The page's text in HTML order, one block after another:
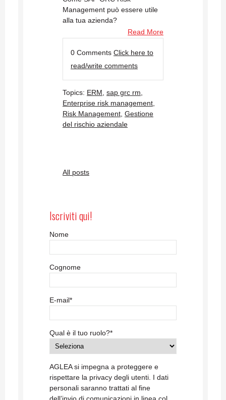
Management può essere utile
alla tua azienda?
Read More
0 Comments Click here to
read/write comments
Topics: ERM sap grc rm
Enterprise risk management
Risk Management Gestione
del rischio aziendale
All posts
Iscriviti qui!
Nome
Cognome
E-mail*
Qual è il tuo ruolo?*
AGLEA si impegna a proteggere e
rispettare la privacy degli utenti. I dati
personali saranno trattati al fine
dell’invio di comunicazioni in linea col